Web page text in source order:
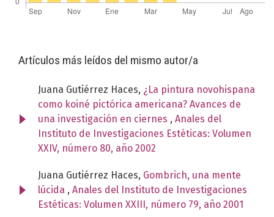
Artículos más leídos del mismo autor/a
Juana Gutiérrez Haces, ¿La pintura novohispana
como koiné pictórica americana? Avances de
una investigación en ciernes , Anales del
Instituto de Investigaciones Estéticas: Volumen
XXIV, número 80, año 2002
Juana Gutiérrez Haces, Gombrich, una mente
lúcida , Anales del Instituto de Investigaciones
Estéticas: Volumen XXIII, número 79, año 2001